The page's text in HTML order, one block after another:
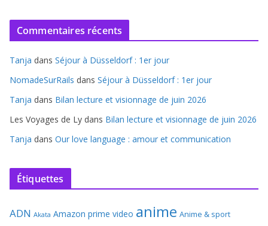
Commentaires récents
Tanja dans Séjour à Düsseldorf : 1er jour
NomadeSurRails dans Séjour à Düsseldorf : 1er jour
Tanja dans Bilan lecture et visionnage de juin 2026
Les Voyages de Ly dans Bilan lecture et visionnage de juin 2026
Tanja dans Our love language : amour et communication
Étiquettes
ADN Akata Amazon prime video anime Anime & sport